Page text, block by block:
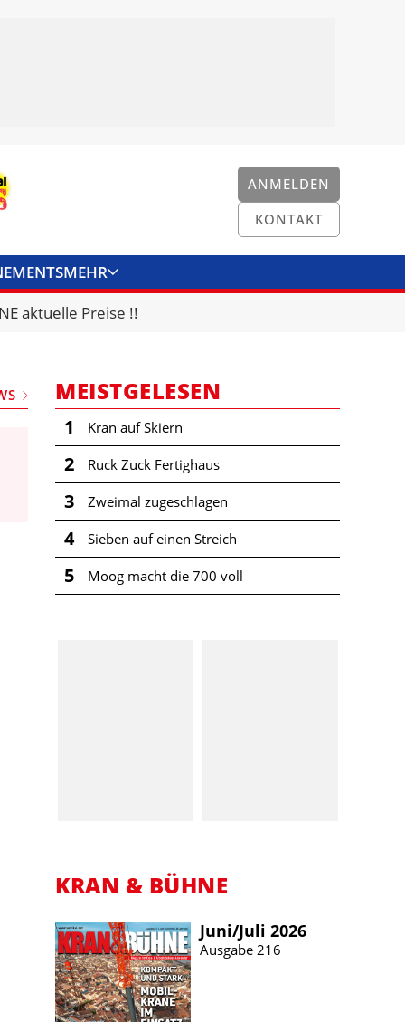
ANMELDEN
KONTAKT
MEHR
KONTAKT
aktuelle Preise !!
MEISTGELESEN
1 Kran auf Skiern
2 Ruck Zuck Fertighaus
3 Zweimal zugeschlagen
4 Sieben auf einen Streich
5 Moog macht die 700 voll
KRAN & BÜHNE
Juni/​Juli 2026
Ausgabe 216